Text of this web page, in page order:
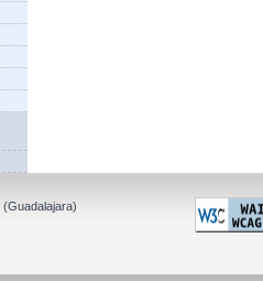
(Guadalajara)